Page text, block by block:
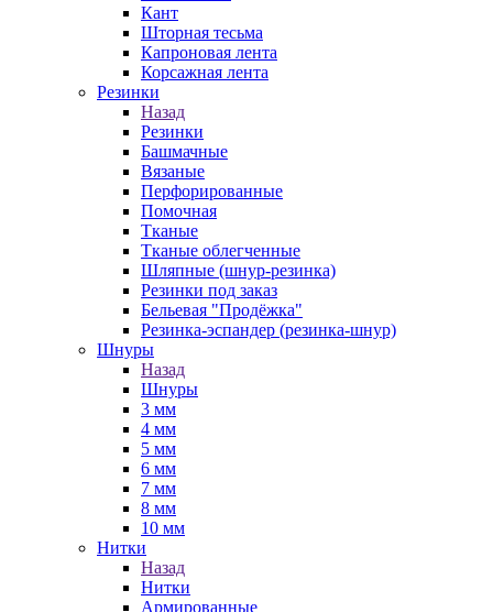
Кант
Шторная тесьма
Капроновая лента
Корсажная лента
Резинки
Назад
Резинки
Башмачные
Вязаные
Перфорированные
Помочная
Тканые
Тканые облегченные
Шляпные (шнур-резинка)
Резинки под заказ
Бельевая "Продёжка"
Резинка-эспандер (резинка-шнур)
Шнуры
Назад
Шнуры
3 мм
4 мм
5 мм
6 мм
7 мм
8 мм
10 мм
Нитки
Назад
Нитки
Армированные